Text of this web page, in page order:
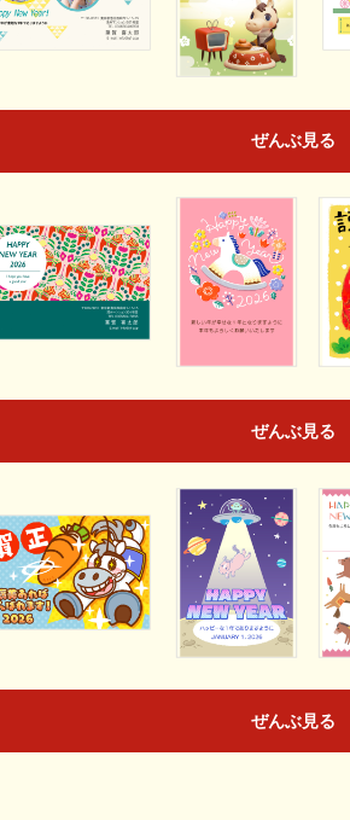
ぜんぶ見る
ぜんぶ見る
ぜんぶ見る